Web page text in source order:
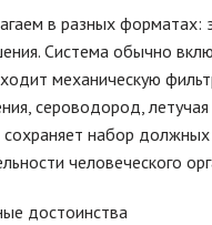
в разных форматах:
Система обычно
механическую
сероводород,
набор
человеческого
достоинства